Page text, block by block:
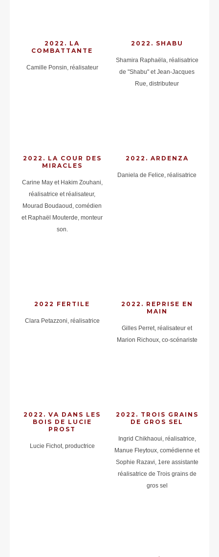
2022. LA
COMBATTANTE
Camille Ponsin, réalisateur
2022. SHABU
Shamira Raphaëla, réalisatrice
de "Shabu" et Jean-Jacques
Rue, distributeur
2022. LA COUR DES
MIRACLES
Carine May et Hakim Zouhani,
réalisatrice et réalisateur,
Mourad Boudaoud, comédien
et Raphaël Mouterde, monteur
son.
2022. ARDENZA
Daniela de Felice, réalisatrice
2022 FERTILE
Clara Petazzoni, réalisatrice
2022. REPRISE EN
MAIN
Gilles Perret, réalisateur et
Marion Richoux, co-scénariste
2022. VA DANS LES
BOIS DE LUCIE
PROST
Lucie Fichot, productrice
2022. TROIS GRAINS
DE GROS SEL
Ingrid Chikhaoui, réalisatrice,
Manue Fleytoux, comédienne et
Sophie Razavi, 1ere assistante
réalisatrice de Trois grains de
gros sel